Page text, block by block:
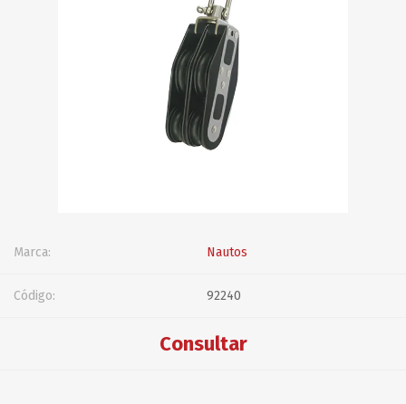
Marca: Nautos
Código: 92240
Consultar